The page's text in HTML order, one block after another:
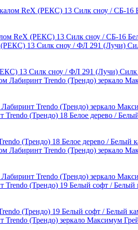
RеX (РЕКС) 13 Силк сноу / СБ-16
13 Силк сноу / ФЛ 291 (Лучи) Силк
Лабиринт Trendo (Трендо) зеркало
(Трендо) 18 Белое дерево / Белый
Лабиринт Trendo (Трендо) зеркало
(Трендо) 19 Белый софт / Белый